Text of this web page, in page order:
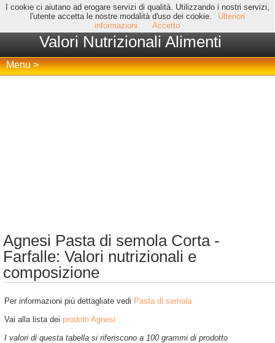
I cookie ci aiutano ad erogare servizi di qualità. Utilizzando i nostri servizi,
l'utente accetta le nostre modalità d'uso dei cookie.
Ulteriori
informazioni
Accetto
Valori Nutrizionali Alimenti
Menu >
Agnesi Pasta di semola Corta -
Farfalle: Valori nutrizionali e
composizione
Per informazioni più dettagliate vedi Pasta di semola
Vai alla lista dei prodotti Agnesi
I valori di questa tabella si riferiscono a 100 grammi di prodotto